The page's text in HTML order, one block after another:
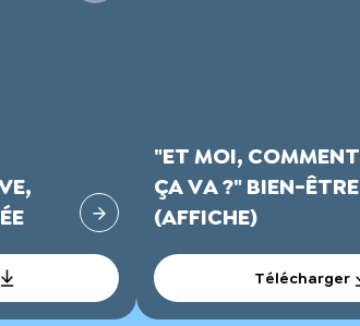
"ET MOI, COMMENT
ÇA VA ?" BIEN-ÊTRE
(AFFICHE)
Télécharger